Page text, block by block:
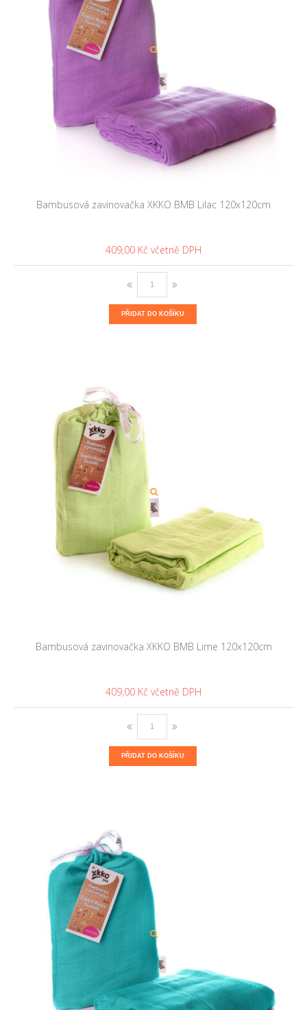
Bambusová zavinovačka XKKO BMB Lilac 120x120cm
409,00 Kč
PŘIDAT DO KOŠÍKU
Bambusová zavinovačka XKKO BMB Lime 120x120cm
409,00 Kč
PŘIDAT DO KOŠÍKU